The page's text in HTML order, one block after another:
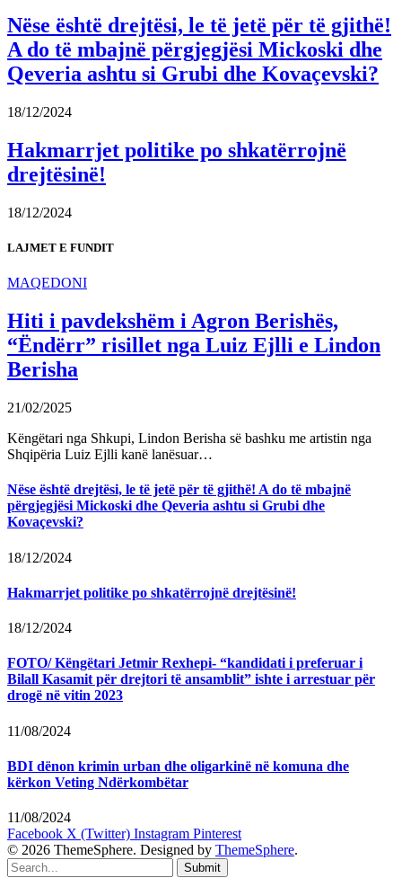
Nëse është drejtësi, le të jetë për të gjithë!
A do të mbajnë përgjegjësi Mickoski dhe
Qeveria ashtu si Grubi dhe Kovaçevski?
18/12/2024
Hakmarrjet politike po shkatërrojnë
drejtësinë!
18/12/2024
LAJMET E FUNDIT
MAQEDONI
Hiti i pavdekshëm i Agron Berishës,
“Ëndërr” risillet nga Luiz Ejlli e Lindon
Berisha
21/02/2025
Këngëtari nga Shkupi, Lindon Berisha së bashku me artistin nga
Shqipëria Luiz Ejlli kanë lanësuar…
Nëse është drejtësi, le të jetë për të gjithë! A do të mbajnë
përgjegjësi Mickoski dhe Qeveria ashtu si Grubi dhe
Kovaçevski?
18/12/2024
Hakmarrjet politike po shkatërrojnë drejtësinë!
18/12/2024
FOTO/ Këngëtari Jetmir Rexhepi- “kandidati i preferuar i
Bilall Kasamit për drejtori të ansamblit” ishte i arrestuar për
drogë në vitin 2023
11/08/2024
BDI dënon krimin urban dhe oligarkinë në komuna dhe
kërkon Veting Ndërkombëtar
11/08/2024
Facebook X (Twitter) Instagram Pinterest
© 2026 ThemeSphere. Designed by ThemeSphere.
Submit